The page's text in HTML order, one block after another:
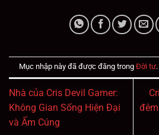
Mục nhập này đã được đăng trong Đời tư
Nhà của Cris Devil Gamer:
Không Gian Sống Hiện Đại
và Ấm Cúng